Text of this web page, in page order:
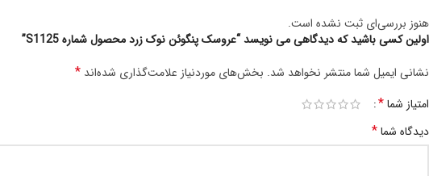
هنوز بررسی‌ای ثبت نشده است.
اولین کسی باشید که دیدگاهی می نویسد “عروسک پنگوئن نوک زرد محصول شماره S1125”
نشانی ایمیل شما منتشر نخواهد شد. بخش‌های موردنیاز علامت‌گذاری شده‌اند *
امتیاز شما*
دیدگاه شما*